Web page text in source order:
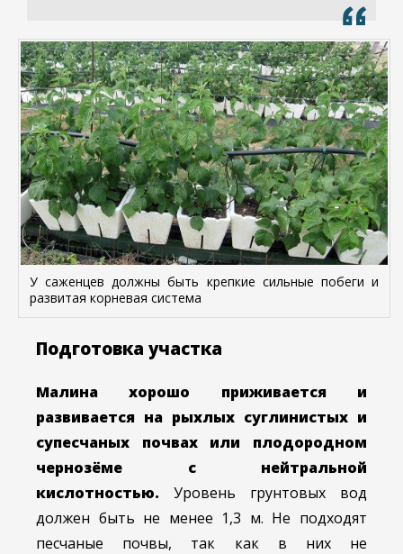
У саженцев должны быть крепкие сильные побеги и
развитая корневая система
Подготовка участка
Малина хорошо приживается и
развивается на рыхлых суглинистых и
супесчаных почвах или плодородном
чернозёме с нейтральной
кислотностью. Уровень грунтовых вод
должен быть не менее 1,3 м. Не подходят
песчаные почвы, так как в них не